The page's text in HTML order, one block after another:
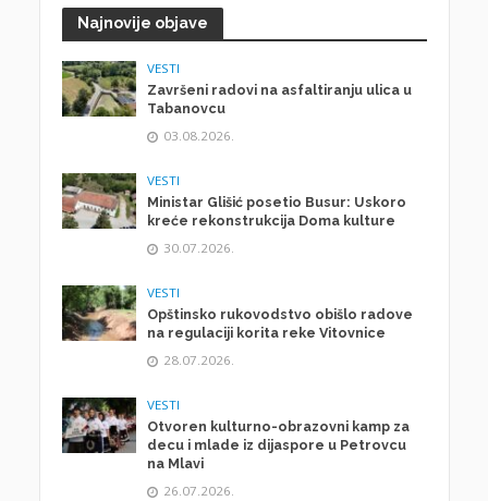
Najnovije objave
VESTI
Završeni radovi na asfaltiranju ulica u
Tabanovcu
03.08.2026.
VESTI
Ministar Glišić posetio Busur: Uskoro
kreće rekonstrukcija Doma kulture
30.07.2026.
VESTI
Opštinsko rukovodstvo obišlo radove
na regulaciji korita reke Vitovnice
28.07.2026.
VESTI
Otvoren kulturno-obrazovni kamp za
decu i mlade iz dijaspore u Petrovcu
na Mlavi
26.07.2026.